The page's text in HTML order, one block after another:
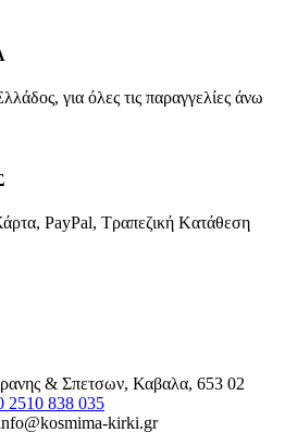
για όλες τις παραγγελίες άνω
PayPal, Τραπεζική Kατάθεση
& Σπετσων, Καβαλα, 653 02
2510 838 035
kirki.gr